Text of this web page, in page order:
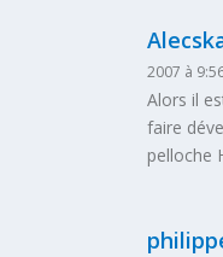
2007 à
Alors il
faire
pelloche